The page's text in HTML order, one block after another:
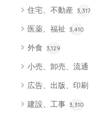
住宅、不動産 3,317
医薬、福祉 3,410
外食 3,129
小売、卸売、流通
広告、出版、印刷
建設、工事 3,310